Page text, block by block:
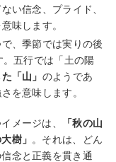
い信念、プライド、
味します。
、季節では実りの後
。五行では「土の陽
「山」 のようであ
を意味します。
メージは、
「秋の山
樹」 。それは、どん
念と正義を貫き通